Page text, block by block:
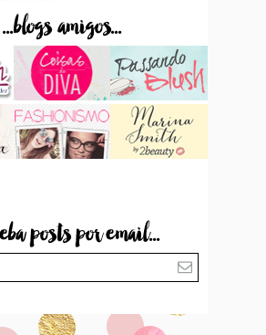
...blogs amigos...
posts por email...